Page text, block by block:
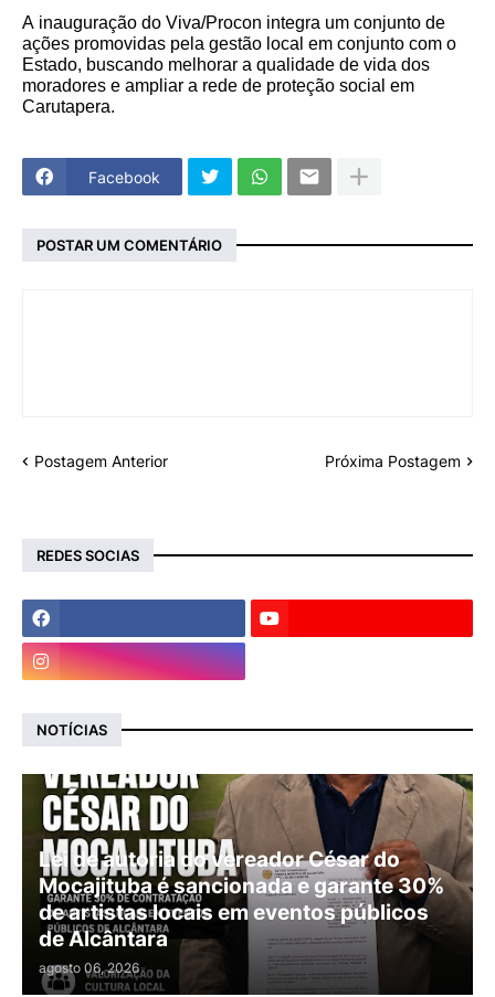
A inauguração do Viva/Procon integra um conjunto de
ações promovidas pela gestão local em conjunto com o
Estado, buscando melhorar a qualidade de vida dos
moradores e ampliar a rede de proteção social em
Carutapera.
Facebook
POSTAR UM COMENTÁRIO
Postagem Anterior Próxima Postagem
REDES SOCIAS
NOTÍCIAS
Lei de autoria do vereador César do
Mocajituba é sancionada e garante 30%
de artistas locais em eventos públicos
de Alcântara
agosto 06, 2026